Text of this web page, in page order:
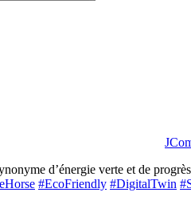
d’énergie verte et de
#EcoFriendly #DigitalTwin